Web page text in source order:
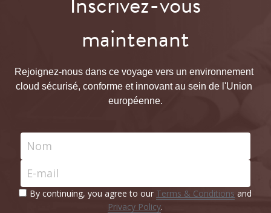
maintenant
Rejoignez-nous dans ce voyage vers un environnement
cloud sécurisé, conforme et innovant au sein de l'Union
européenne.
Nom
E-mail
By continuing, you agree to our Terms & Conditions and
Privacy Policy.